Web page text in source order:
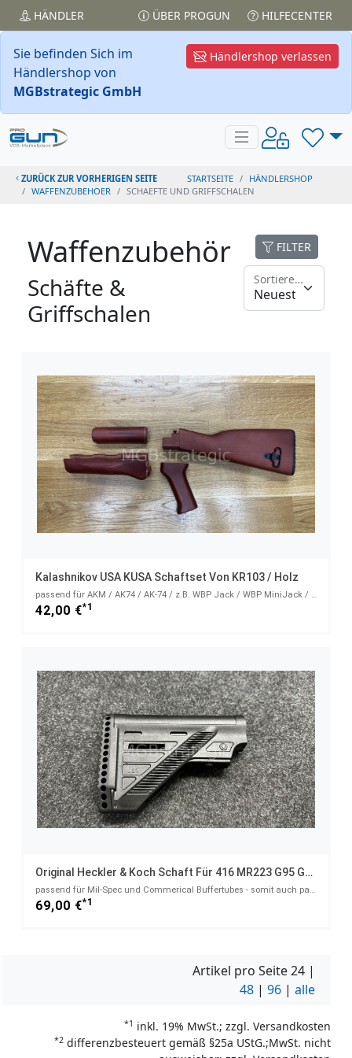
HÄNDLER ÜBER PROGUN HILFECENTER
Händlershop verlassen
Sie befinden Sich im
Händlershop von
MGBstrategic GmbH
ZURÜCK ZUR VORHERIGEN SEITE STARTSEITE
HÄNDLERSHOP
WAFFENZUBEHOER
SCHAEFTE UND GRIFFSCHALEN
Waffenzubehör
Schäfte &
Griffschalen
FILTER
Sortieren nach
Kalashnikov USA KUSA Schaftset Von KR103 / Holz
passend für AKM / AK74 / AK-74 / z.B. WBP Jack / WBP MiniJack / Cugir
42,00 €*1
Original Heckler & Koch Schaft Für 416 MR223 G95 G95K G95A1 G95KA1
passend für Mil-Spec und Commerical Buffertubes - somit auch passend für Waffen Typ AR15 AR-15 / SLI
69,00 €*1
Artikel pro Seite24 |
48 | 96 | alle
*1 inkl. 19% MwSt.; zzgl. Versandkosten
*2 differenzbesteuert gemäß §25a UStG.;MwSt. nicht